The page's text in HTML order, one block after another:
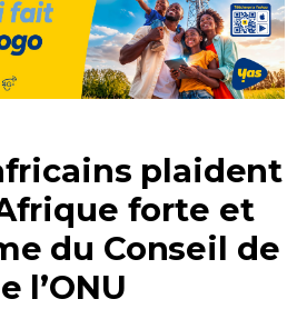
plaident
forte et
du Conseil de
l’ONU